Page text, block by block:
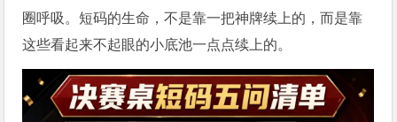
圈呼吸。短码的生命，不是靠一把神牌续上的，而是靠
这些看起来不起眼的小底池一点点续上的。